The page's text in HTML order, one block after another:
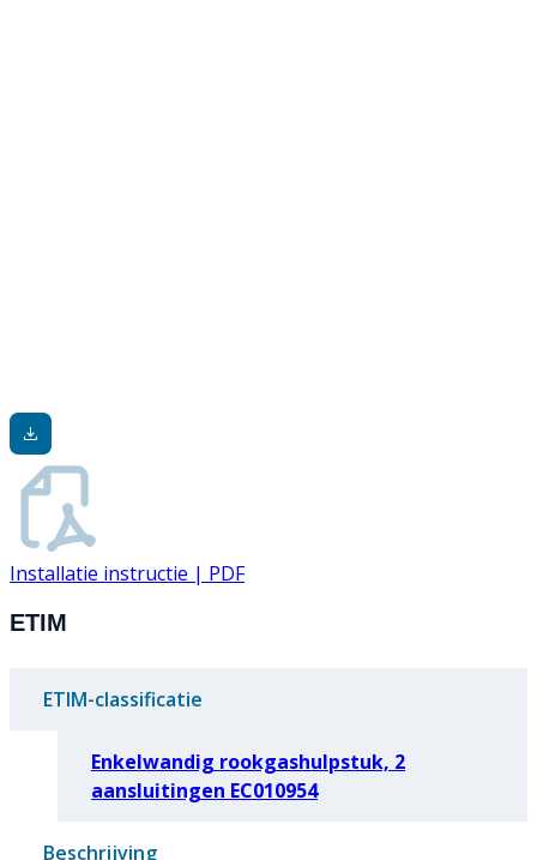
Installatie instructie | PDF
ETIM
ETIM-classificatie
Enkelwandig rookgashulpstuk, 2
aansluitingen EC010954
Beschrijving